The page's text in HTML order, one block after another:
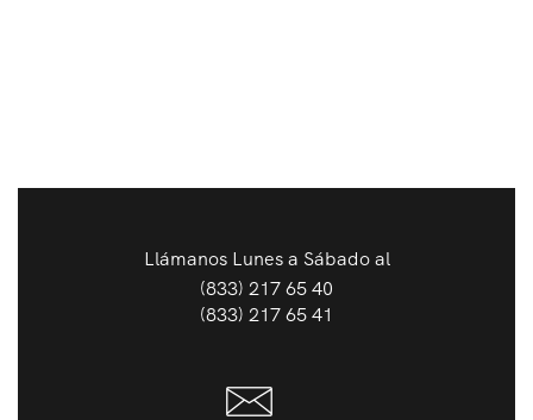
Llámanos Lunes a Sábado al
(833) 217 65 40
(833) 217 65 41